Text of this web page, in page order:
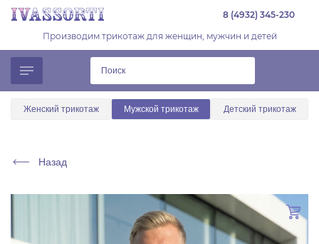
8 (4932) 345-230
Производим трикотаж для женщин, мужчин и детей
Женский трикотаж Мужской трикотаж Детский трикотаж
Назад